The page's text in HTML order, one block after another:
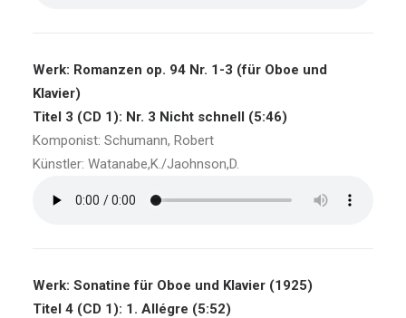
Werk: Romanzen op. 94 Nr. 1-3 (für Oboe und
Klavier)
Titel 3 (CD 1): Nr. 3 Nicht schnell (5:46)
Komponist: Schumann, Robert
Künstler: Watanabe,K./Jaohnson,D.
Werk: Sonatine für Oboe und Klavier (1925)
Titel 4 (CD 1): 1. Allégre (5:52)